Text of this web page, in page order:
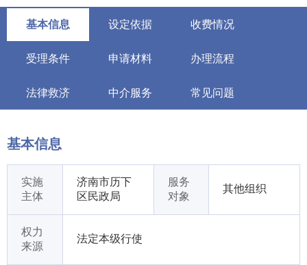
基本信息 设定依据 收费情况
受理条件 申请材料 办理流程
法律救济 中介服务 常见问题
基本信息
实施
主体
济南市历下
区民政局
服务
对象
其他组织
权力
来源
法定本级行使